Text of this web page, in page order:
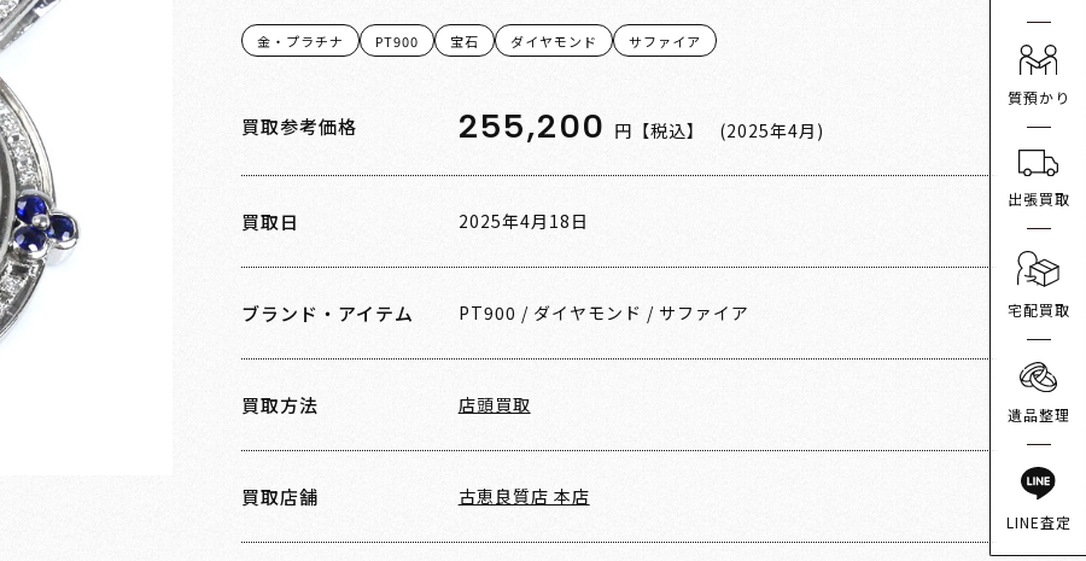
金・プラチナ PT900 宝石 ダイヤモンド サファイア
買取参考価格 255,200 円【税込】 (2025年4月)
買取日 2025年4月18日
ブランド・アイテム PT900 / ダイヤモンド / サファイア
買取方法 店頭買取
買取店舗 古恵良質店 本店
質預かり
出張買取
宅配買取
遺品整理
LINE査定